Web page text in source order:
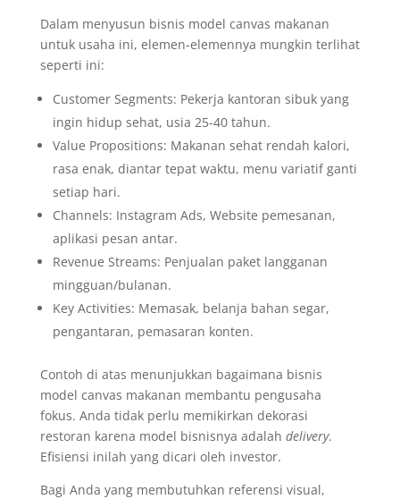
Dalam menyusun bisnis model canvas makanan
untuk usaha ini, elemen-elemennya mungkin terlihat
seperti ini:
Customer Segments: Pekerja kantoran sibuk yang
ingin hidup sehat, usia 25-40 tahun.
Value Propositions: Makanan sehat rendah kalori,
rasa enak, diantar tepat waktu, menu variatif ganti
setiap hari.
Channels: Instagram Ads, Website pemesanan,
aplikasi pesan antar.
Revenue Streams: Penjualan paket langganan
mingguan/bulanan.
Key Activities: Memasak, belanja bahan segar,
pengantaran, pemasaran konten.
Contoh di atas menunjukkan bagaimana bisnis
model canvas makanan membantu pengusaha
fokus. Anda tidak perlu memikirkan dekorasi
restoran karena model bisnisnya adalah delivery.
Efisiensi inilah yang dicari oleh investor.
Bagi Anda yang membutuhkan referensi visual,